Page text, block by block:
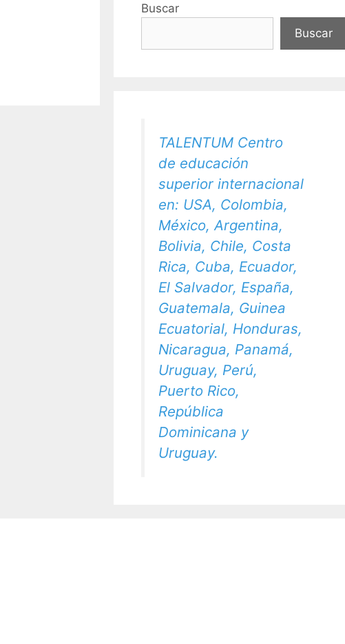
Buscar
Buscar
TALENTUM Centro
de educación
superior internacional
en: USA, Colombia,
México, Argentina,
Bolivia, Chile, Costa
Rica, Cuba, Ecuador,
El Salvador, España,
Guatemala, Guinea
Ecuatorial, Honduras,
Nicaragua, Panamá,
Uruguay, Perú,
Puerto Rico,
República
Dominicana y
Uruguay.